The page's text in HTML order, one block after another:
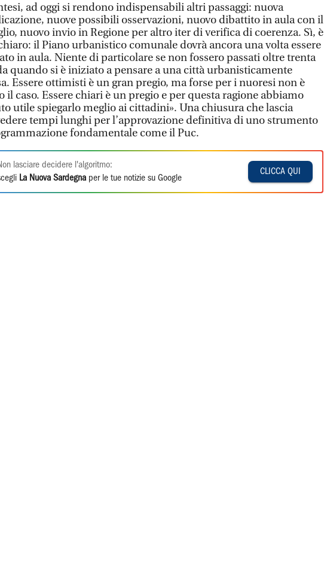
ad oggi si rendono indispensabili altri passaggi: nuova
nuove possibili osservazioni, nuovo dibattito in aula con il
nuovo invio in Regione per altro iter di verifica di coerenza. Sì, è
il Piano urbanistico comunale dovrà ancora una volta essere
in aula. Niente di particolare se non fossero passati oltre trenta
quando si è iniziato a pensare a una città urbanisticamente
Essere ottimisti è un gran pregio, ma forse per i nuoresi non è
il caso. Essere chiari è un pregio e per questa ragione abbiamo
utile spiegarlo meglio ai cittadini». Una chiusura che lascia
tempi lunghi per l’approvazione definitiva di uno strumento
fondamentale come il Puc.
lasciare decidere l'algoritmo:
La Nuova Sardegna per le tue notizie su Google
CLICCA QUI